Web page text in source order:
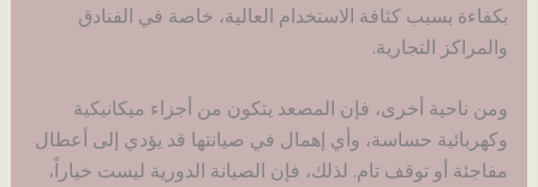
بكفاءة بسبب كثافة الاستخدام العالية، خاصة في الفنادق
والمراكز التجارية.
ومن ناحية أخرى، فإن المصعد يتكون من أجزاء ميكانيكية
وكهربائية حساسة، وأي إهمال في صيانتها قد يؤدي إلى أعطال
مفاجئة أو توقف تام. لذلك، فإن الصيانة الدورية ليست خياراً،